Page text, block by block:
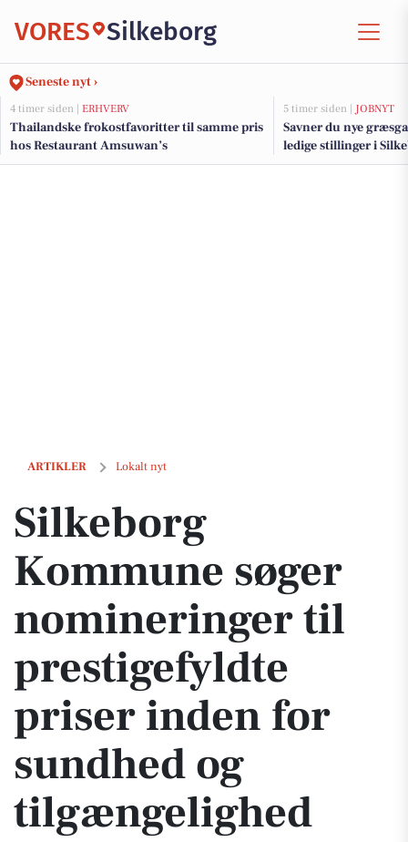
VORES Silkeborg
Seneste nyt ›
4 timer siden | ERHVERV
Thailandske frokostfavoritter til samme pris
hos Restaurant Amsuwan’s
5 timer siden | JOBNYT
Savner du nye
ledige stillinger i
ARTIKLER Lokalt nyt
Silkeborg Kommune søger nomineringer til prestigefyldte priser
Silkeborg
Kommune søger
nomineringer til
prestigefyldte
priser inden for
sundhed og
tilgængelighed